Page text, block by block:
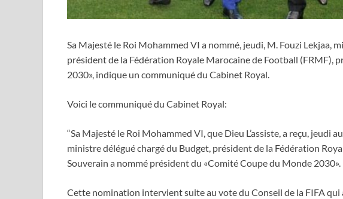
Sa Majesté le Roi Mohammed VI a nommé, jeudi, M. Fouzi Lekjaa,
président de la Fédération Royale Marocaine de Football (FRMF),
2030», indique un communiqué du Cabinet Royal.
Voici le communiqué du Cabinet Royal:
“Sa Majesté le Roi Mohammed VI, que Dieu L’assiste, a reçu, jeudi
ministre délégué chargé du Budget, président de la Fédération
Souverain a nommé président du «Comité Coupe du Monde 2030».
Cette nomination intervient suite au vote du Conseil de la FIFA qui